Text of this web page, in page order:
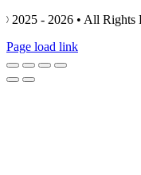
© 2025 - 2026 • All Rights
Page load link